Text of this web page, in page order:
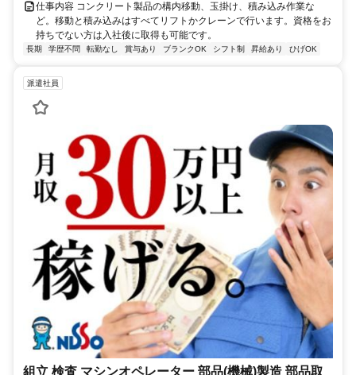
仕事内容 コンクリート製品の構内移動、玉掛け、積み込み作業な
ど。移動と積み込みはすべてリフトかクレーンで行います。資格をお
持ちでない方は入社後に取得も可能です。
長期 学歴不問 転勤なし 賞与あり ブランクOK シフト制 昇給あり ひげOK
派遣社員
組立 検査 マシンオペレーター 部品(機械)製造 部品取